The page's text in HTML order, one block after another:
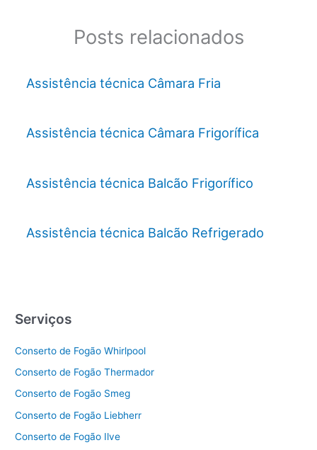
Posts relacionados
Assistência técnica Câmara Fria
Assistência técnica Câmara Frigorífica
Assistência técnica Balcão Frigorífico
Assistência técnica Balcão Refrigerado
Serviços
Conserto de Fogão Whirlpool
Conserto de Fogão Thermador
Conserto de Fogão Smeg
Conserto de Fogão Liebherr
Conserto de Fogão Ilve